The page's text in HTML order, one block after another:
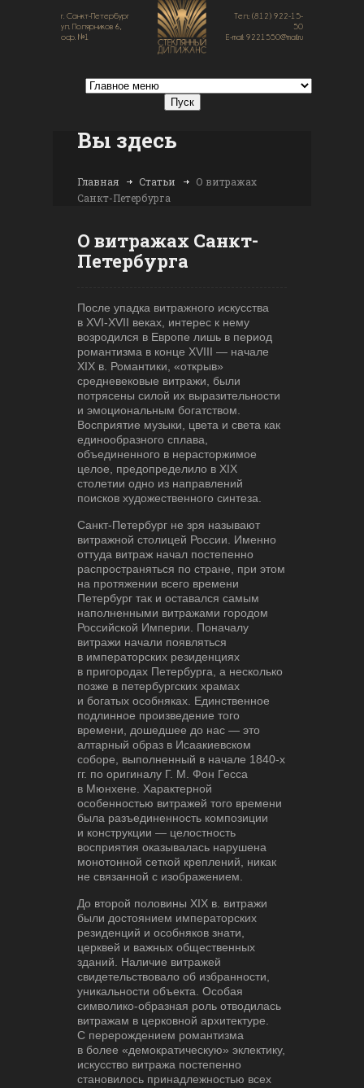
г. Санкт-Петербург
ул. Полярников 6,
оф. №1
Тел.: (812) 922-15-
50
E-mail: 9221550@mail.ru
Вы здесь
Главная Статьи
О витражах
Санкт-Петербурга
О витражах Санкт-
Петербурга
После упадка витражного искусства
в XVI-XVII веках, интерес к нему
возродился в Европе лишь в период
романтизма в конце XVIII — начале
XIX в. Романтики, «открыв»
средневековые витражи, были
потрясены силой их выразительности
и эмоциональным богатством.
Восприятие музыки, цвета и света как
единообразного сплава,
объединенного в нерасторжимое
целое, предопределило в XIX
столетии одно из направлений
поисков художественного синтеза.
Санкт-Петербург не зря называют
витражной столицей России. Именно
оттуда витраж начал постепенно
распространяться по стране, при этом
на протяжении всего времени
Петербург так и оставался самым
наполненными витражами городом
Российской Империи. Поначалу
витражи начали появляться
в императорских резиденциях
в пригородах Петербурга, а несколько
позже в петербургских храмах
и богатых особняках. Единственное
подлинное произведение того
времени, дошедшее до нас — это
алтарный образ в Исаакиевском
соборе, выполненный в начале 1840-х
гг. по оригиналу Г. М. Фон Гесса
в Мюнхене. Характерной
особенностью витражей того времени
была разъединенность композиции
и конструкции — целостность
восприятия оказывалась нарушена
монотонной сеткой креплений, никак
не связанной с изображением.
До второй половины XIX в. витражи
были достоянием императорских
резиденций и особняков знати,
церквей и важных общественных
зданий. Наличие витражей
свидетельствовало об избранности,
уникальности объекта. Особая
символико-образная роль отводилась
витражам в церковной архитектуре.
С перерождением романтизма
в более «демократическую» эклектику,
искусство витража постепенно
становилось принадлежностью всех